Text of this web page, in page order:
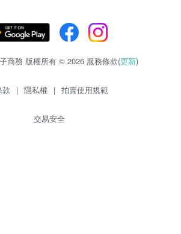
商務 版權所有 © 2026 服務條款(更新)
款 | 隱私權 | 拍賣使用規範
交易安全